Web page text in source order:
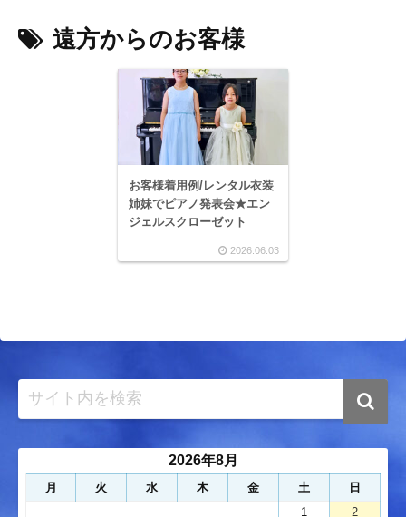
遠方からのお客様
お客様着用例/レンタル衣装
姉妹でピアノ発表会★エン
ジェルスクローゼット
2026.06.03
2026年8月
月 火 水 木 金 土
日
1
2